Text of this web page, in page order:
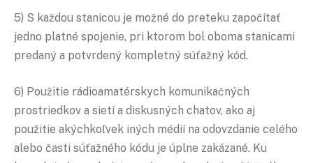
5) S každou stanicou je možné do preteku započítať
jedno platné spojenie, pri ktorom bol oboma stanicami
predaný a potvrdený kompletný súťažný kód.
6) Použitie rádioamatérskych komunikačných
prostriedkov a sietí a diskusných chatov, ako aj
použitie akýchkoľvek iných médií na odovzdanie celého
alebo časti súťažného kódu je úplne zakázané. Ku